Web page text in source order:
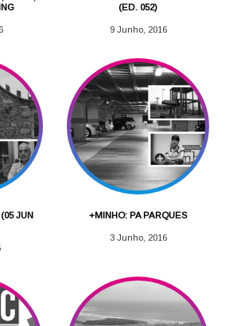
(ED. 052)
9 Junho, 2016
JUN
+MINHO: PA PARQUES
3 Junho, 2016